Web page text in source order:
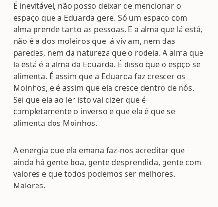
É inevitável, não posso deixar de mencionar o
espaço que a Eduarda gere. Só um espaço com
alma prende tanto as pessoas. E a alma que lá está,
não é a dos moleiros que lá viviam, nem das
paredes, nem da natureza que o rodeia. A alma que
lá está é a alma da Eduarda. É disso que o espço se
alimenta. É assim que a Eduarda faz crescer os
Moinhos, e é assim que ela cresce dentro de nós.
Sei que ela ao ler isto vai dizer que é
completamente o inverso e que ela é que se
alimenta dos Moinhos.
A energia que ela emana faz-nos acreditar que
ainda há gente boa, gente desprendida, gente com
valores e que todos podemos ser melhores.
Maiores.